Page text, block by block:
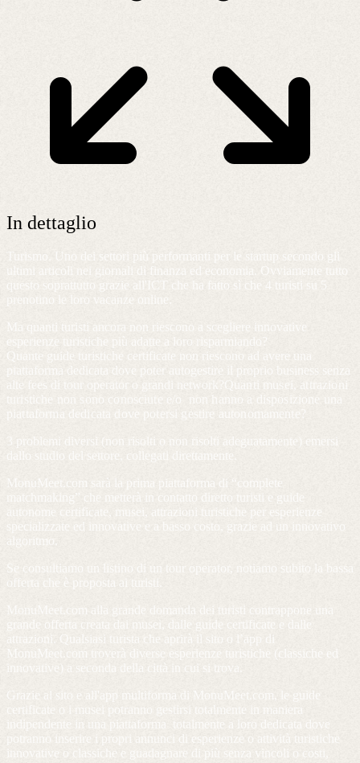
In dettaglio
Turismo. Uno dei settori più performanti per le startup secondo gli
ultimi articoli nei giornali di finanza ed economia. Ovviamente tutto
questo soprattutto grazie all'ICT che ha fatto sì che 4 turisti su 5
prenotino le loro vacanze online.
Ma quanti
turisti ancora non riescono a scegliere innovative
esperienze turistiche più adatte a loro risparmiando?
Quante
guide turistiche
certificate non riescono ad avere una
piattaforma dedicata dove poter autogestire il proprio business senza
alte fees di tour operator o grandi network?
Quanti musei
, attrazioni
turistiche non sono conosciute e/o non hanno a disposizione una
piattaforma dedicata dove potersi gestire autonomamente?
3 problemi diversi (non risolti o non risolti adeguatamente) emersi
dallo studio del settore, collegati direttamente.
MonuMeet.com sarà la prima piattaforma di “complete
matchmaking” che metterà in contatto diretto turisti e guide
autonome certificate, musei, attrazioni turistiche per esperienze
specializzate ed innovative e a basso costo, grazie ad un innovativo
algoritmo.
Se consultiamo un listino di un tour operator, notiamo subito la bassa
offerta che è proposta ai turisti.
MonuMeet.com alla grande domanda dei turisti contrappone una
grande offerta creata dai musei, dalle guide certificate e dalle
attrazioni. Qualsiasi turista che aprirà il sito o l’app di
MonuMeet.com troverà diverse esperienze turistiche (classiche ed
innovative) a seconda della città in cui si trova.
Grazie al sito e all'app multiforma di MonuMeet.com, le guide
certificate o i musei potranno gestirsi totalmente in maniera
indipendente in una piattaforma totalmente a loro dedicata dove
potranno inserire i propri annunci di esperienze o attività turistiche
innovative o classiche e guadagnare di più senza vincoli o costi,